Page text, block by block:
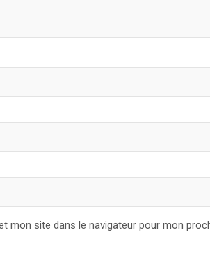
mon site dans le navigateur pour mon